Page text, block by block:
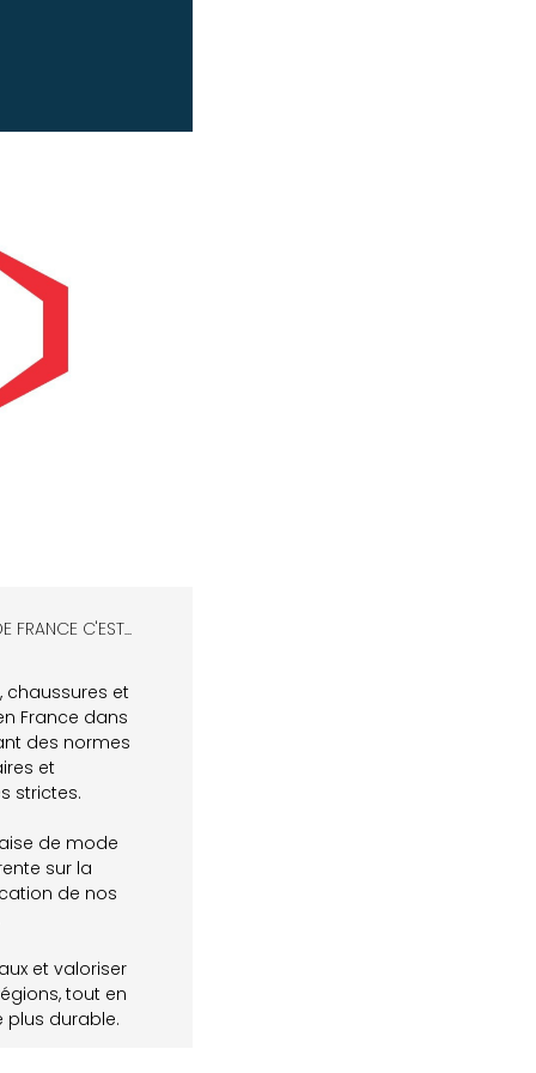
FRANCE C'EST...​
chaussures et
France dans
des normes
et
strictes.
de mode
sur la
de nos
et valoriser
tout en
durable.